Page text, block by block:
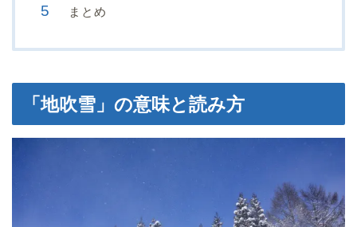
まとめ
「地吹雪」の意味と読み方